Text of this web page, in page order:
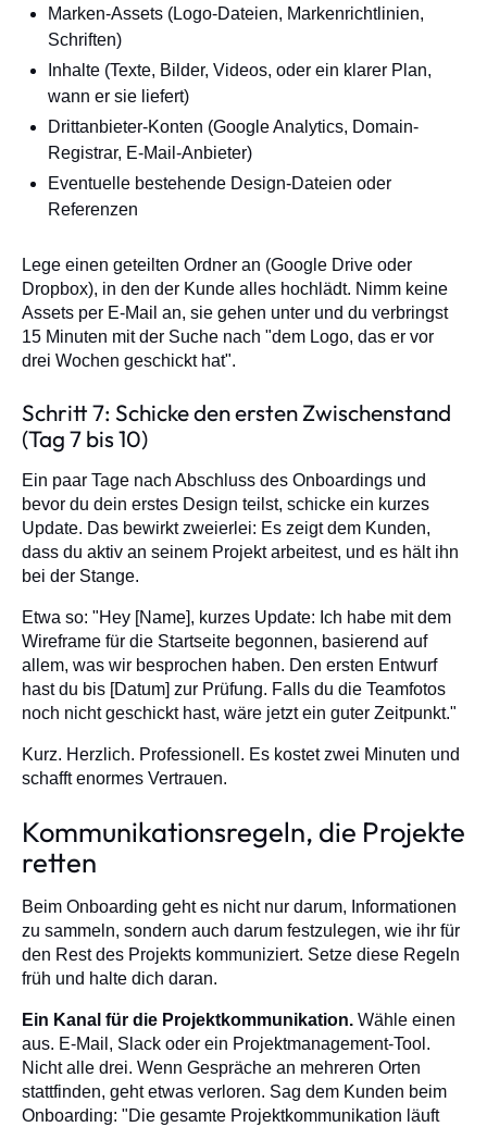
Marken-Assets (Logo-Dateien, Markenrichtlinien,
Schriften)
Inhalte (Texte, Bilder, Videos, oder ein klarer Plan,
wann er sie liefert)
Drittanbieter-Konten (Google Analytics, Domain-
Registrar, E-Mail-Anbieter)
Eventuelle bestehende Design-Dateien oder
Referenzen
Lege einen geteilten Ordner an (Google Drive oder
Dropbox), in den der Kunde alles hochlädt. Nimm keine
Assets per E-Mail an, sie gehen unter und du verbringst
15 Minuten mit der Suche nach "dem Logo, das er vor
drei Wochen geschickt hat".
Schritt 7: Schicke den ersten Zwischenstand
(Tag 7 bis 10)
Ein paar Tage nach Abschluss des Onboardings und
bevor du dein erstes Design teilst, schicke ein kurzes
Update. Das bewirkt zweierlei: Es zeigt dem Kunden,
dass du aktiv an seinem Projekt arbeitest, und es hält ihn
bei der Stange.
Etwa so: "Hey [Name], kurzes Update: Ich habe mit dem
Wireframe für die Startseite begonnen, basierend auf
allem, was wir besprochen haben. Den ersten Entwurf
hast du bis [Datum] zur Prüfung. Falls du die Teamfotos
noch nicht geschickt hast, wäre jetzt ein guter Zeitpunkt."
Kurz. Herzlich. Professionell. Es kostet zwei Minuten und
schafft enormes Vertrauen.
Kommunikationsregeln, die Projekte
retten
Beim Onboarding geht es nicht nur darum, Informationen
zu sammeln, sondern auch darum festzulegen, wie ihr für
den Rest des Projekts kommuniziert. Setze diese Regeln
früh und halte dich daran.
Ein Kanal für die Projektkommunikation. Wähle einen
aus. E-Mail, Slack oder ein Projektmanagement-Tool.
Nicht alle drei. Wenn Gespräche an mehreren Orten
stattfinden, geht etwas verloren. Sag dem Kunden beim
Onboarding: "Die gesamte Projektkommunikation läuft